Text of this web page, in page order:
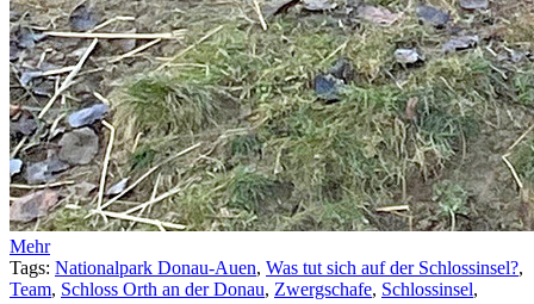
Mehr
Tags: Nationalpark Donau-Auen, Was tut sich auf der Schlossinsel?,
Team, Schloss Orth an der Donau, Zwergschafe, Schlossinsel,